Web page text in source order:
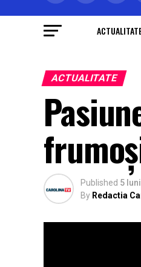
ACTUALITATE
Published 5
By Redactia